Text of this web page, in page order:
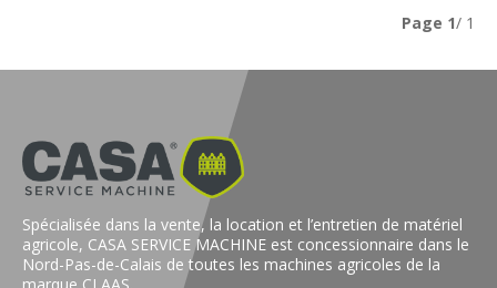
Page 1/ 1
Spécialisée dans la vente, la location et l’entretien de matériel
agricole, CASA SERVICE MACHINE est concessionnaire dans le
Nord-Pas-de-Calais de toutes les machines agricoles de la